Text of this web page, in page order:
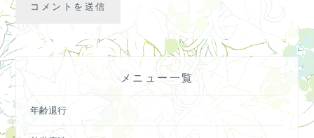
メニュー一覧
年齢退行